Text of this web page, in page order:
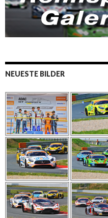
NEUESTE BILDER